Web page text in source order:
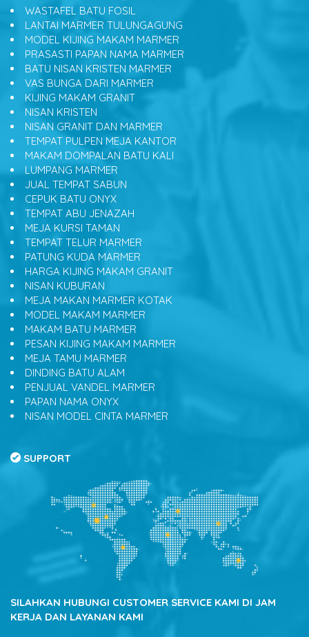
WASTAFEL BATU FOSIL
LANTAI MARMER TULUNGAGUNG
MODEL KIJING MAKAM MARMER
PRASASTI PAPAN NAMA MARMER
BATU NISAN KRISTEN MARMER
VAS BUNGA DARI MARMER
KIJING MAKAM GRANIT
NISAN KRISTEN
NISAN GRANIT DAN MARMER
TEMPAT PULPEN MEJA KANTOR
MAKAM DOMPALAN BATU KALI
LUMPANG MARMER
JUAL TEMPAT SABUN
CEPUK BATU ONYX
TEMPAT ABU JENAZAH
MEJA KURSI TAMAN
TEMPAT TELUR MARMER
PATUNG KUDA MARMER
HARGA KIJING MAKAM GRANIT
NISAN KUBURAN
MEJA MAKAN MARMER KOTAK
MODEL MAKAM MARMER
MAKAM BATU MARMER
PESAN KIJING MAKAM MARMER
MEJA TAMU MARMER
DINDING BATU ALAM
PENJUAL VANDEL MARMER
PAPAN NAMA ONYX
NISAN MODEL CINTA MARMER
SUPPORT
SILAHKAN HUBUNGI CUSTOMER SERVICE KAMI DI JAM
KERJA DAN LAYANAN KAMI